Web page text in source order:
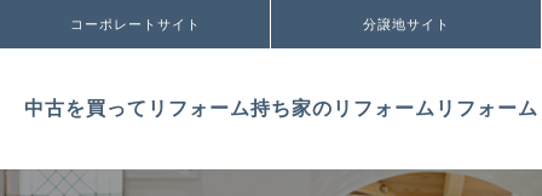
コーポレートサイト 分譲地サイト
中古を買ってリフォーム持ち家のリフォーム リフォー